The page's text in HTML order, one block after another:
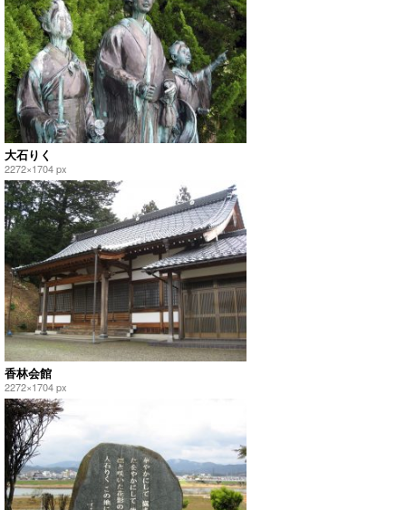
大石りく
2272×1704 px
香林会館
2272×1704 px